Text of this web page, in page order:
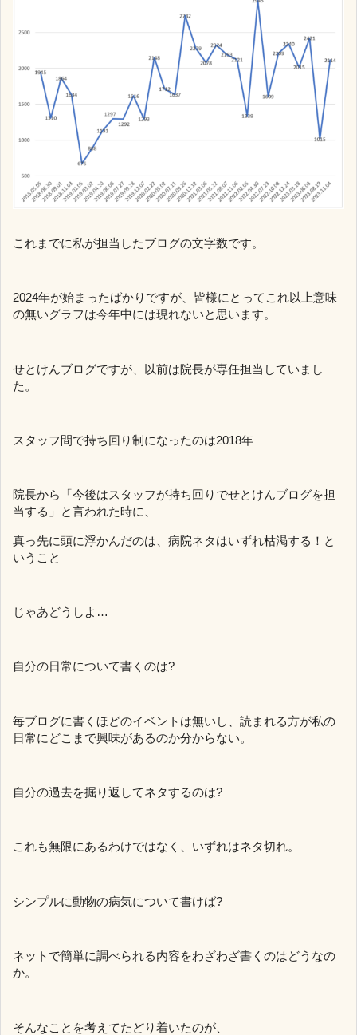
これまでに私が担当したブログの文字数です。
2024年が始まったばかりですが、皆様にとってこれ以上意味
の無いグラフは今年中には現れないと思います。
せとけんブログですが、以前は院長が専任担当していまし
た。
スタッフ間で持ち回り制になったのは2018年
院長から「今後はスタッフが持ち回りでせとけんブログを担
当する」と言われた時に、
真っ先に頭に浮かんだのは、病院ネタはいずれ枯渇する！と
いうこと
じゃあどうしよ…
自分の日常について書くのは?
毎ブログに書くほどのイベントは無いし、読まれる方が私の
日常にどこまで興味があるのか分からない。
自分の過去を掘り返してネタするのは?
これも無限にあるわけではなく、いずれはネタ切れ。
シンプルに動物の病気について書けば?
ネットで簡単に調べられる内容をわざわざ書くのはどうなの
か。
そんなことを考えてたどり着いたのが、